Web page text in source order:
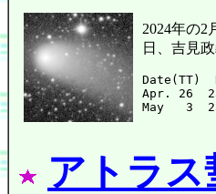
2024年の2
日、吉見
Apr. 26
アトラス